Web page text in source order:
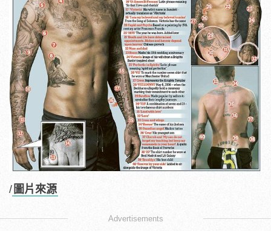
/ 圖片來源
Advertisements